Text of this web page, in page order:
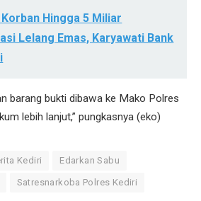
Hingga 5 Miliar
Lelang Emas, Karyawati Bank
barang bukti dibawa ke Mako Polres
lebih lanjut,” pungkasnya (eko)
Kediri Edarkan Sabu
Satresnarkoba Polres Kediri